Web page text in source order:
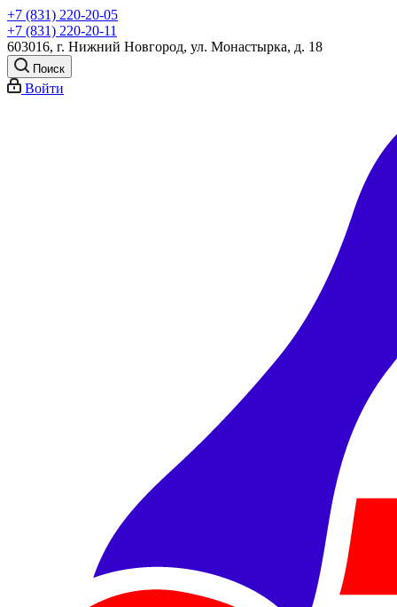
+7 (831) 220-20-05
+7 (831) 220-20-11
603016, г. Нижний Новгород, ул. Монастырка, д. 18
Поиск
Войти